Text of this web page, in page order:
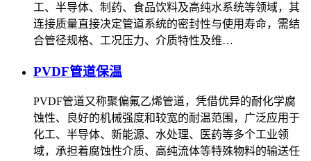
工、半导体、制药、食品饮料及高纯水系统等领域，其
连接质量直接决定管道系统的密封性与使用寿命，需结
合管径规格、工况压力、介质特性及维…
PVDF管道保温
PVDF管道又称聚偏氟乙烯管道，凭借优异的耐化学腐
蚀性、良好的机械强度和较宽的耐温范围，广泛应用于
化工、半导体、新能源、水处理、医药等多个工业领
域，承担着腐蚀性介质、高纯流体等特殊物料的输送任